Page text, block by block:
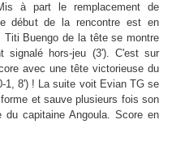
à part le remplacement de
début de la rencontre est en
Titi Buengo de la tête se montre
signalé hors-jeu (3'). C'est sur
avec une tête victorieuse du
1, 8') ! La suite voit Evian TG se
et sauve plusieurs fois son
capitaine Angoula. Score en